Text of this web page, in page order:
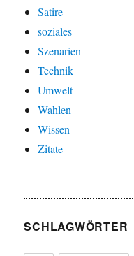
Satire
soziales
Szenarien
Technik
Umwelt
Wahlen
Wissen
Zitate
SCHLAGWÖRTER